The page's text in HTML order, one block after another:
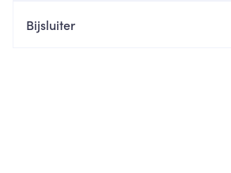
Bijsluiter